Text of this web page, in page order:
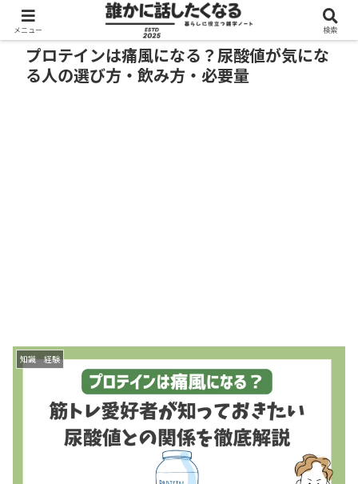
プロテインは痛風になる？尿酸値が気にな
る人の選び方・飲み方・必要量
知識 経験
メニュー 検索